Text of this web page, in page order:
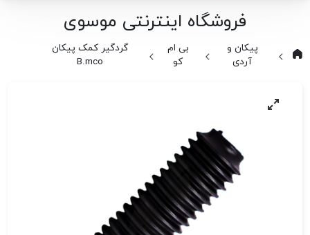
فروشگاه اینترنتی موسوی
پیکان و
آردی
بی ام
کو
گردگیر کمک پیکان
B.mco